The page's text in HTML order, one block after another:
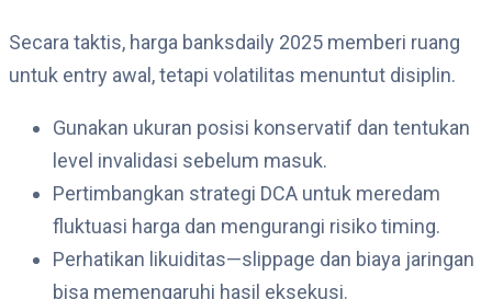
Secara taktis, harga banksdaily 2025 memberi ruang
untuk entry awal, tetapi volatilitas menuntut disiplin.
Gunakan ukuran posisi konservatif dan tentukan
level invalidasi sebelum masuk.
Pertimbangkan strategi DCA untuk meredam
fluktuasi harga dan mengurangi risiko timing.
Perhatikan likuiditas—slippage dan biaya jaringan
bisa memengaruhi hasil eksekusi.